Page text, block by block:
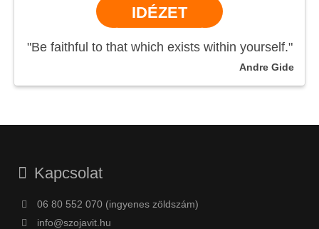
IDÉZET
"Be faithful to that which exists within yourself."
Andre Gide
Kapcsolat
06 80 552 070 (ingyenes zöldszám)
info@szojavit.hu